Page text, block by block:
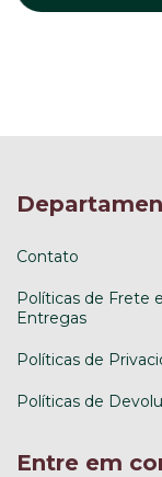
Contato
Políticas de Frete e
Entregas
Políticas de
Políticas de
Entre em